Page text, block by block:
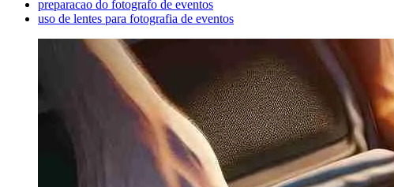
preparacao do fotografo de eventos
uso de lentes para fotografia de eventos